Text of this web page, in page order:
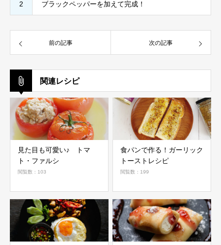
2 ブラックペッパーを加えて完成！
前の記事 次の記事
関連レシピ
見た目も可愛い♪ トマ
ト・ファルシ
閲覧数：103
食パンで作る！ガーリック
トーストレシピ
閲覧数：199